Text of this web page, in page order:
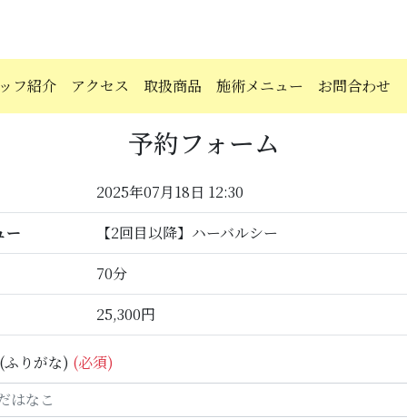
フ紹介 アクセス 取扱商品 施術メニュー お問合わせ
予約フォーム
2025年07月18日 12:30
ー
【2回目以降】ハーバルシー
70分
25,300円
りがな) (必須)